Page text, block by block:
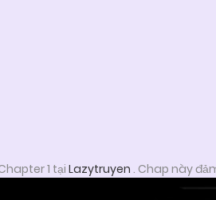
1 tại Lazytruyen . Chap này